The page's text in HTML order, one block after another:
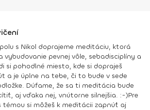
s Nikol doprajeme meditáciu, ktorá
vybudovanie pevnej vôle, sebadisciplíny a
si pohodlné miesto, kde si dopraješ
a je úplne na tebe, či to bude v sede
Dúfame, že sa ti meditácia bude
aj vďaka nej, vnútorne silnejšia. :-)Pre
témou si môžeš k meditácii zapnúť aj